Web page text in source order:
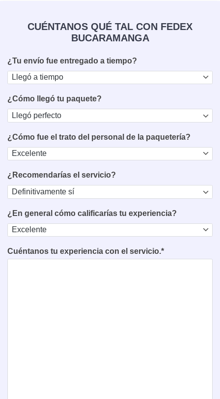
CUÉNTANOS QUÉ TAL CON FEDEX
BUCARAMANGA
¿Tu envío fue entregado a tiempo?
¿Cómo llegó tu paquete?
¿Cómo fue el trato del personal de la paquetería?
¿Recomendarías el servicio?
¿En general cómo calificarías tu experiencia?
Cuéntanos tu experiencia con el servicio.*